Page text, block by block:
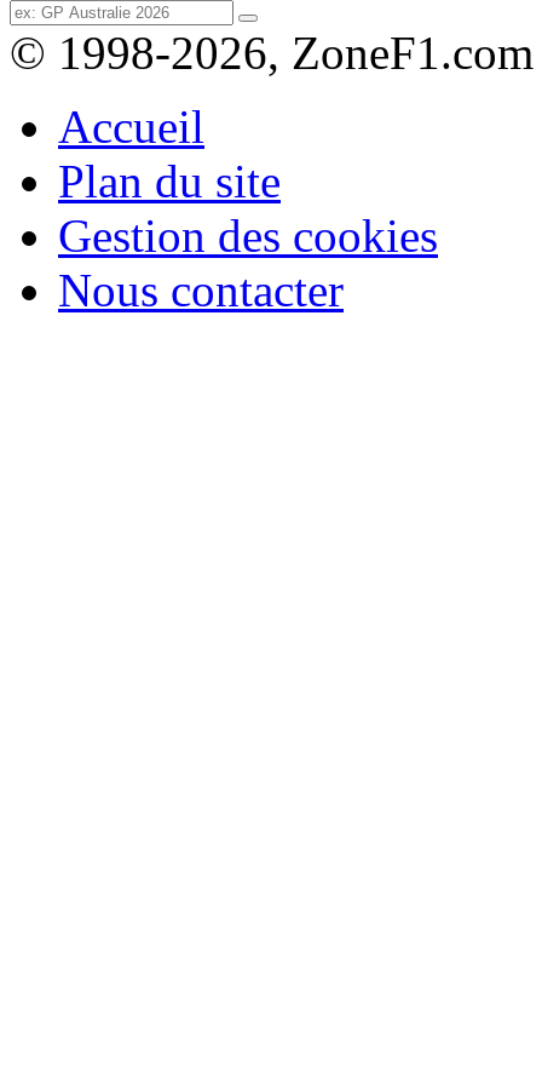
© 1998-2026, ZoneF1.com
Accueil
Plan du site
Gestion des cookies
Nous contacter